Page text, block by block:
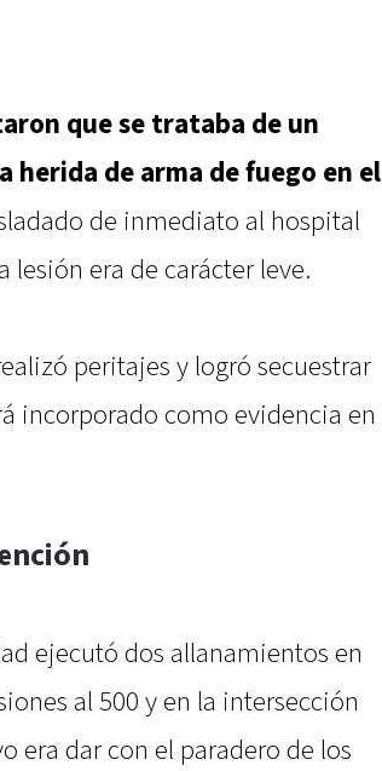
que se trataba de un
herida de arma de fuego en el
de inmediato al hospital
era de carácter leve.
peritajes y logró secuestrar
incorporado como evidencia en
ejecutó dos allanamientos en
al 500 y en la intersección
era dar con el paradero de los